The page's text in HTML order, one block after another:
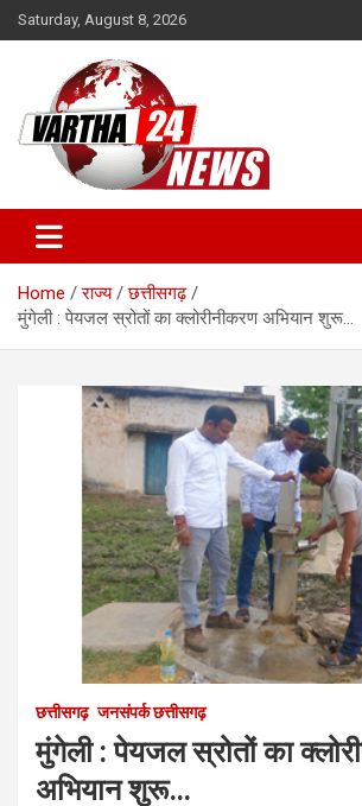
Skip
to
Saturday, August 8, 2026
Vartha 24
Home राज्य
छत्तीसगढ़
मुंगेली : पेयजल स्रोतों का क्लोरीनीकरण अभियान शुरू…
छत्तीसगढ़ जनसंपर्क छत्तीसगढ़
मुंगेली : पेयजल स्रोतों का
अभियान शुरू…